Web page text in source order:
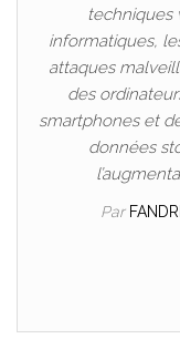
techniques
informatiques,
attaques
des
smartphones et
données
Par